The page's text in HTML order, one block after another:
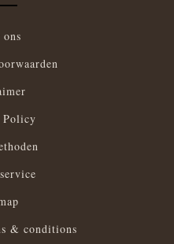
Policy
& conditions